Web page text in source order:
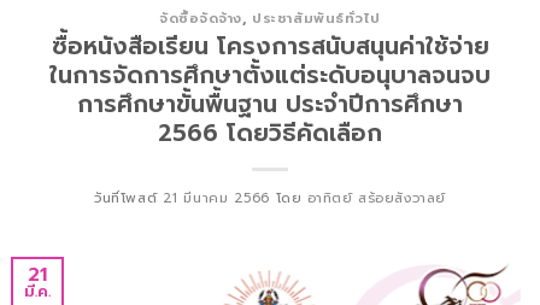
จัดซื้อจัดจ้าง, ประชาสัมพันธ์ทั่วไป
ซื้อหนังสือเรียน โครงการสนับสนุนค่าใช้จ่าย
ในการจัดการศึกษาตั้งแต่ระดับอนุบาลจนจบ
การศึกษาขั้นพื้นฐาน ประจำปีการศึกษา
2566 โดยวิธีคัดเลือก
วันที่โพสต์ 21 มีนาคม 2566 โดย อาทิตย์ สร้อยสังวาลย์
21
มี.ค.